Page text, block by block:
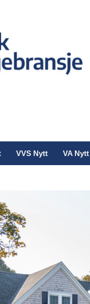
VVS Nytt VA Nytt